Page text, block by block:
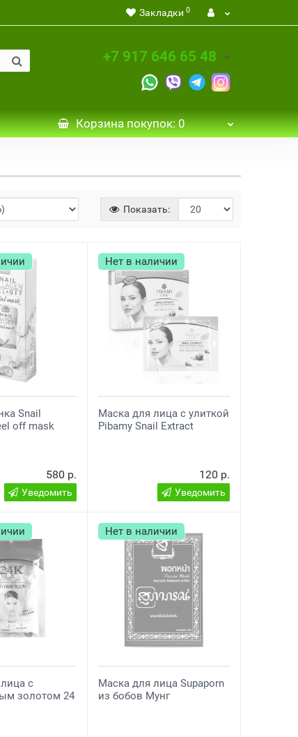
Закладки 0
+7 917 646 65 48
Корзинапокупок: 0
Показать:
Snail
off mask
580 р.
Уведомить
Нет в наличии
Маска для лица с улиткой
Pibamy Snail Extract
120 р.
Уведомить
с
золотом 24
Нет в наличии
Маска для лица Supaporn
из бобов Мунг